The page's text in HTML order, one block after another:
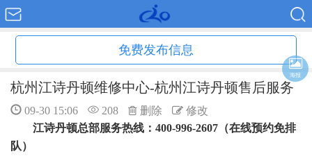
免费发布信息
杭州江诗丹顿维修中心-杭州江诗丹顿售后服务
09-30 15:06 208 删除
修改
江诗丹顿总部服务热线：400-996-2607（在线预约免排
队）
海报